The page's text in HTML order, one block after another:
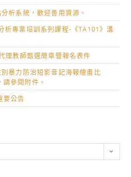
析系統，歡迎善用資源。
析專業培訓系列課程-《TA101》溝
理教師甄選簡章暨報名表件
暴力防治短影音記海報繪畫比
參閱附件。
要公告